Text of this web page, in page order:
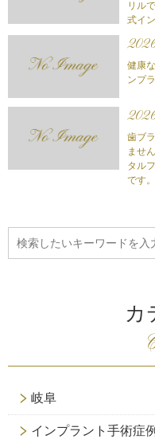
リル
式イ
健康
ンプ
歯ブ
ませ
タル
です。
カ
岐阜
インプラント手術症例